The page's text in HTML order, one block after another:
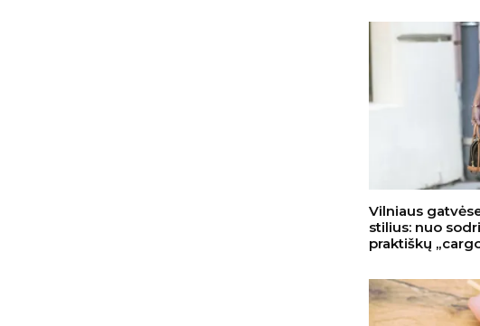
Vilniaus
stilius: nuo
praktiškų